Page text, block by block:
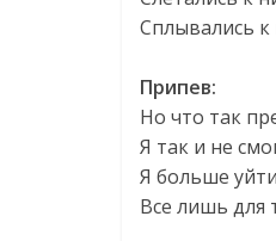
Сплывались
Припев:
Но что так
Я так и не
Я больше
Все лишь для